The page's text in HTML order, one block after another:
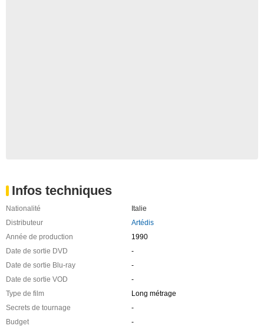
Infos techniques
Nationalité
Italie
Distributeur
Artédis
Année de production
1990
Date de sortie DVD
-
Date de sortie Blu-ray
-
Date de sortie VOD
-
Type de film
Long métrage
Secrets de tournage
-
Budget
-